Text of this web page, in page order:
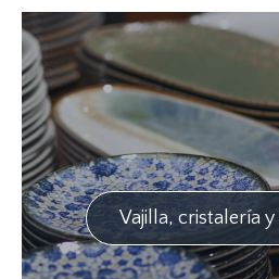
Vajilla, cristalería